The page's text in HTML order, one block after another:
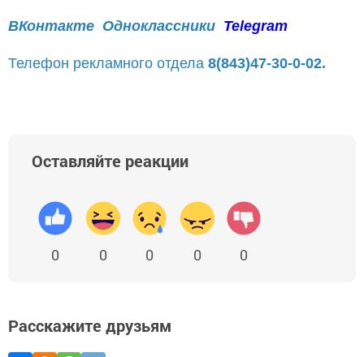
ВКонтакте Одноклассники Telegram
Телефон рекламного отдела 8(843)47-30-0-02.
Оставляйте реакции
0 0 0 0 0
Расскажите друзьям